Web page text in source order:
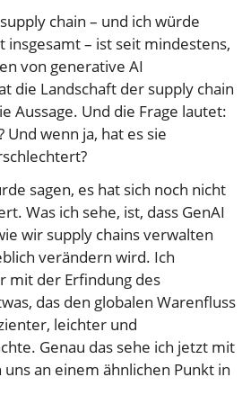
chain – und ich würde
insgesamt – ist seit mindestens,
von generative AI
die Landschaft der supply chain
Aussage. Und die Frage lautet:
wenn ja, hat es sie
sagen, es hat sich noch nicht
Was ich sehe, ist, dass GenAI
wir supply chains verwalten
verändern wird. Ich
mit der Erfindung des
das den globalen Warenfluss
leichter und
Genau das sehe ich jetzt mit
an einem ähnlichen Punkt in